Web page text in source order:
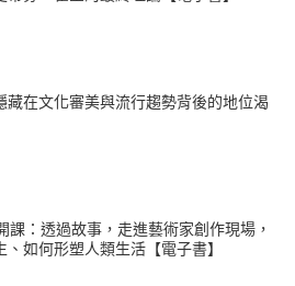
藏在文化審美與流行趨勢背後的地位渴
課：透過故事，走進藝術家創作現場，
如何形塑人類生活【電子書】